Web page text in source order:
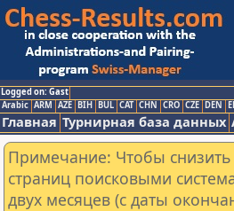
Logged on: Gast
Arabic ARM AZE BIH BUL CAT CHN CRO CZE DEN
Главная Турнирная база данных
Примечание: Чтобы снизить
страниц поисковыми
двух месяцев (с даты